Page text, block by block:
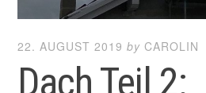
22. AUGUST 2019 byCAROLIN
Dach Teil 2: